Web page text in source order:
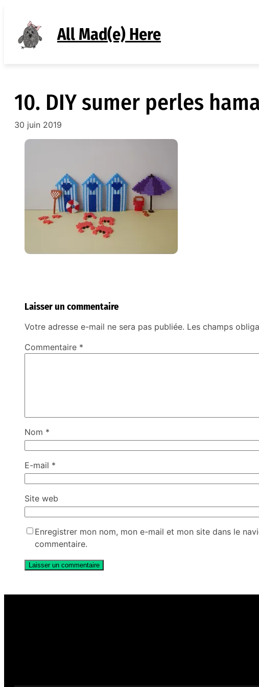
contenu
All Mad(e) Here
10. DIY sumer perles
30 juin 2019
Laisser un commentaire
Votre adresse e-mail ne sera pas publiée. Les champs
Commentaire *
Nom *
E-mail *
Site web
Enregistrer mon nom, mon e-mail et mon site dans le
commentaire.